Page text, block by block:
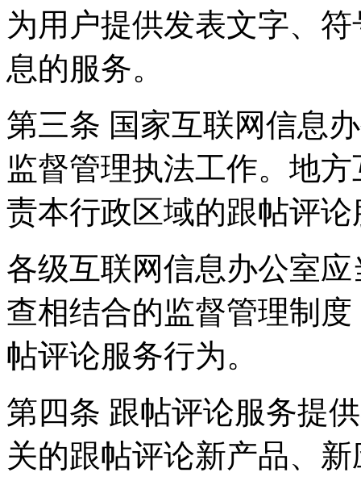
为用户提供发表文字、
息的服务。
第三条 国家互联网信息
监督管理执法工作。地
责本行政区域的跟帖评
各级互联网信息办公室
查相结合的监督管理制
帖评论服务行为。
第四条 跟帖评论服务提
关的跟帖评论新产品、